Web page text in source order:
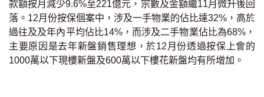
款額按月減少9.6%至221億元，宗數及金額繼11月微升後回
落。12月份按保個案中，涉及一手物業的佔比達32%，高於
過往及及年內平均佔比14%，而涉及二手物業佔比為68%，
主要原因是去年新盤銷售理想，於12月份透過按保上會的
1000萬以下現樓新盤及600萬以下樓花新盤均有所增加。